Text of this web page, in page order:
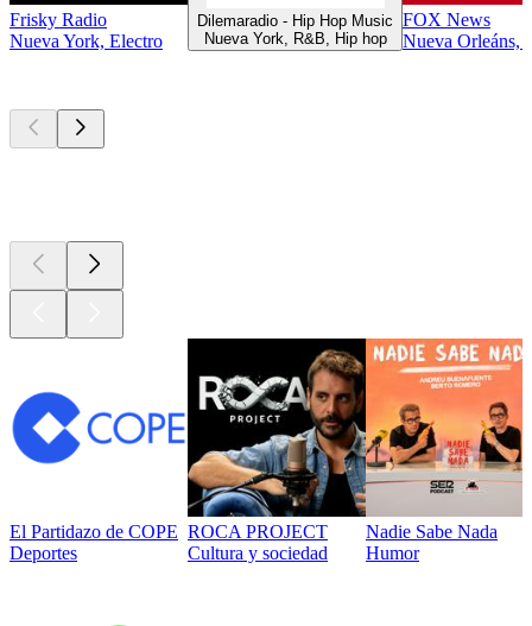
Frisky Radio
Nueva York, Electro
Dilemaradio - Hip Hop Music
Nueva York, R&B, Hip hop
FOX News
Nueva Orleáns,
El Partidazo de COPE
Deportes
ROCA PROJECT
Cultura y sociedad
Nadie Sabe Nada
Humor